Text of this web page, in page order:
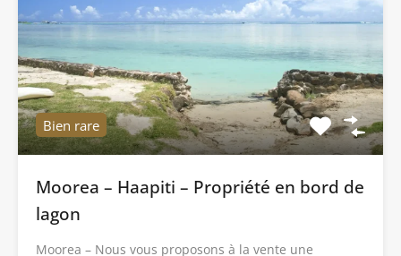
Bien rare
Moorea – Haapiti – Propriété en bord de
lagon
Moorea – Nous vous proposons à la vente une